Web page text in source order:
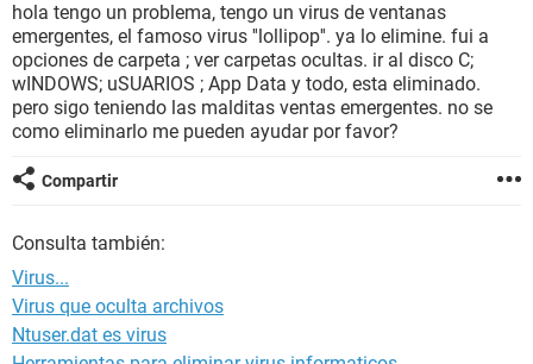
hola tengo un problema, tengo un virus de ventanas
emergentes, el famoso virus ''lollipop''. ya lo elimine. fui a
opciones de carpeta ; ver carpetas ocultas. ir al disco C;
wINDOWS; uSUARIOS ; App Data y todo, esta eliminado.
pero sigo teniendo las malditas ventas emergentes. no se
como eliminarlo me pueden ayudar por favor?
Compartir
Consulta también:
Virus...
Virus que oculta archivos
Ntuser.dat es virus